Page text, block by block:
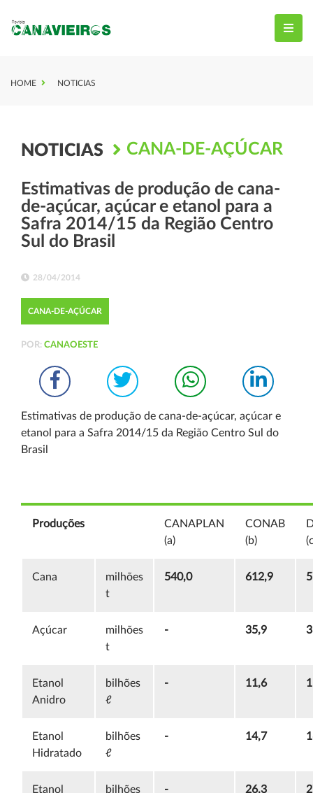
HOME NOTICIAS
NOTICIAS CANA-DE-AÇÚCAR
Estimativas de produção de cana-
de-açúcar, açúcar e etanol para a
Safra 2014/15 da Região Centro
Sul do Brasil
28/04/2014
CANA-DE-AÇÚCAR
POR: CANAOESTE
Estimativas de produção de cana-de-açúcar, açúcar e
etanol para a Safra 2014/15 da Região Centro Sul do
Brasil
Produções
CANAPLAN
(a)
CONAB
(b)
Cana
milhões
t
540,0 612,9
Açúcar
milhões
t
- 35,9
Etanol
Anidro
bilhões
ℓ
- 11,6
Etanol
Hidratado
bilhões
ℓ
- 14,7
Etanol
bilhões
- 26,3